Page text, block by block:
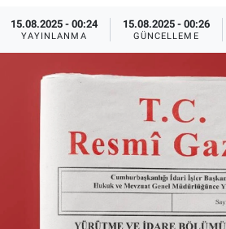
15.08.2025 - 00:24
YAYINLANMA
15.08.2025 - 00:26
GÜNCELLEME
Eğitim
Ekonomi
Forum
Gerçeğin İzinde